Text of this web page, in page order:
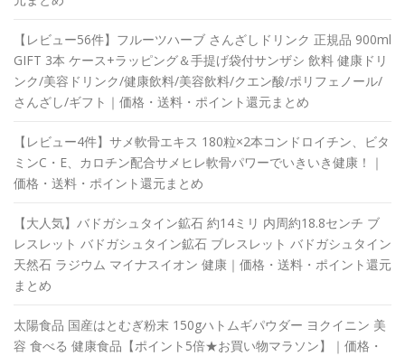
【レビュー56件】フルーツハーブ さんざしドリンク 正規品 900ml
GIFT 3本 ケース+ラッピング＆手提げ袋付サンザシ 飲料 健康ドリ
ンク/美容ドリンク/健康飲料/美容飲料/クエン酸/ポリフェノール/
さんざし/ギフト｜価格・送料・ポイント還元まとめ
【レビュー4件】サメ軟骨エキス 180粒×2本コンドロイチン、ビタ
ミンC・E、カロチン配合サメヒレ軟骨パワーでいきいき健康！｜
価格・送料・ポイント還元まとめ
【大人気】バドガシュタイン鉱石 約14ミリ 内周約18.8センチ ブ
レスレット バドガシュタイン鉱石 ブレスレット バドガシュタイン
天然石 ラジウム マイナスイオン 健康｜価格・送料・ポイント還元
まとめ
太陽食品 国産はとむぎ粉末 150gハトムギパウダー ヨクイニン 美
容 食べる 健康食品【ポイント5倍★お買い物マラソン】｜価格・